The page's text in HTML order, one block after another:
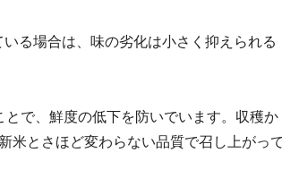
る場合は、味の劣化は小さく抑えられる
とで、鮮度の低下を防いでいます。収穫か
米とさほど変わらない品質で召し上がっ